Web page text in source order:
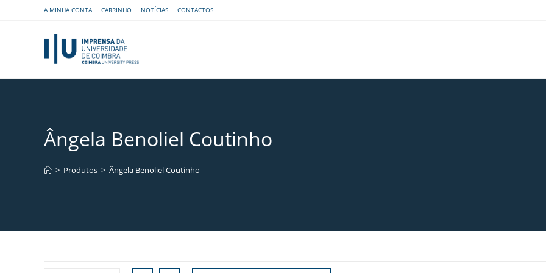
A MINHA CONTA CARRINHO NOTÍCIAS CONTACTOS
Ângela Benoliel Coutinho
> Produtos > Ângela Benoliel Coutinho